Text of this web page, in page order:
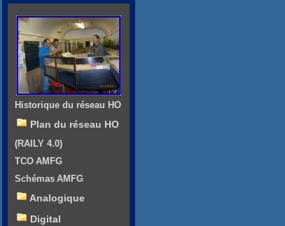
Historique du réseau HO
Plan du réseau HO
(RAILY 4.0)
TCO AMFG
Schémas AMFG
Analogique
Digital